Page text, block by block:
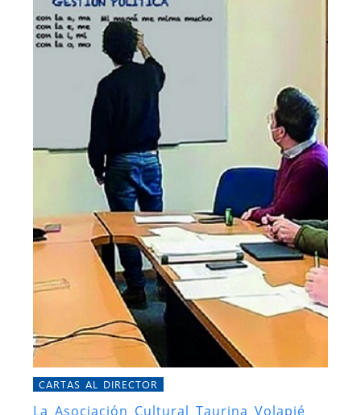
CARTAS AL DIRECTOR
La Asociación Cultural Taurina Volapié